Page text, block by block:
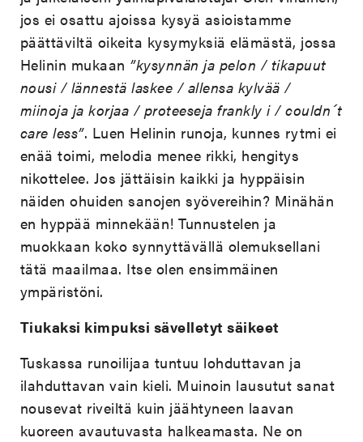
jos ei osattu ajoissa kysyä asioistamme
päättäviltä oikeita kysymyksiä elämästä, jossa
Helinin mukaan ”kysynnän ja pelon / tikapuut
nousi / lännestä laskee / allensa kylvää /
miinoja ja korjaa / proteeseja frankly i / couldn´t
care less”. Luen Helinin runoja, kunnes rytmi ei
enää toimi, melodia menee rikki, hengitys
nikottelee. Jos jättäisin kaikki ja hyppäisin
näiden ohuiden sanojen syövereihin? Minähän
en hyppää minnekään! Tunnustelen ja
muokkaan koko synnyttävällä olemuksellani
tätä maailmaa. Itse olen ensimmäinen
ympäristöni.
Tiukaksi kimpuksi sävelletyt säikeet
Tuskassa runoilijaa tuntuu lohduttavan ja
ilahduttavan vain kieli. Muinoin lausutut sanat
nousevat riveiltä kuin jäähtyneen laavan
kuoreen avautuvasta halkeamasta. Ne on